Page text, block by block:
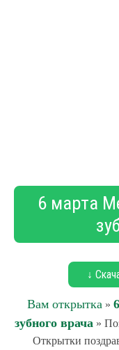
6 марта
↓
Вам открытка »
зубного врача »
Открытки